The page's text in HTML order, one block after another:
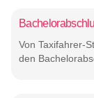
Von Taxifahrer-
den